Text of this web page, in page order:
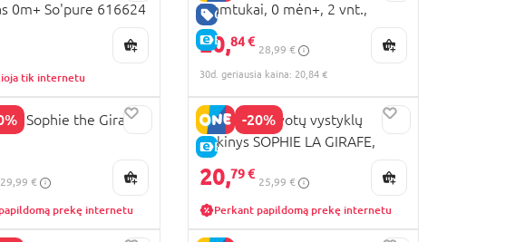
0m+ So'pure 616624
tik internetu
GERA KAINA
E-KAINA
kramtukai, 0 mėn+, 2 vnt.,
516510E
20,84 €
28,99 €
30d. geriausia kaina: 20,84 €
Sophie the Giraffe,
29,99 €
prekę internetu
-20%
E-KAINA
VULLI 4 spalvotų vystyklų
rinkinys SOPHIE LA GIRAFE,
70x70 cm, 850800
20,79 €
25,99 €
Perkant papildomą prekę internetu